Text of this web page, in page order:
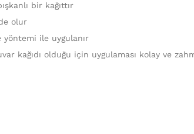
bir kağıttır
olur
ile uygulanır
kağıdı olduğu için uygulaması kolay ve